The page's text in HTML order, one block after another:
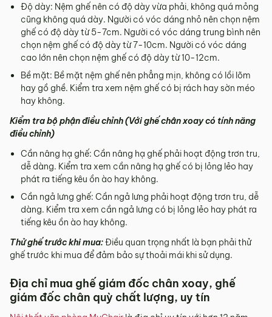
Độ dày: Nệm ghế nên có độ dày vừa phải, không quá mỏng
cũng không quá dày. Người có vóc dáng nhỏ nên chọn nệm
ghế có độ dày từ 5-7cm. Người có vóc dáng trung bình nên
chọn nệm ghế có độ dày từ 7-10cm. Người có vóc dáng
cao lớn nên chọn nệm ghế có độ dày từ 10-12cm.
Bề mặt: Bề mặt nệm ghế nên phẳng mịn, không có lồi lõm
hay gồ ghề. Kiểm tra xem nệm ghế có bị rách hay sờn méo
hay không.
Kiểm tra bộ phận điều chỉnh (Với ghế chân xoay có tính năng
điều chỉnh)
Cần nâng hạ ghế: Cần nâng hạ ghế phải hoạt động trơn tru,
dễ dàng. Kiểm tra xem cần nâng hạ ghế có bị lỏng lẻo hay
phát ra tiếng kêu ồn ào hay không.
Cần ngả lưng ghế: Cần ngả lưng phải hoạt động trơn tru, dễ
dàng. Kiểm tra xem cần ngả lưng có bị lỏng lẻo hay phát ra
tiếng kêu ồn ào hay không.
Thử ghế trước khi mua:Điều quan trọng nhất là bạn phải thử
ghế trước khi mua để đảm bảo sự thoải mái khi sử dụng.
Địa chỉ mua ghế giám đốc chân xoay, ghế
giám đốc chân quỳ chất lượng, uy tín